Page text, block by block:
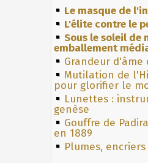
Le masque de
L'élite contre le
Sous le soleil de
emballement
Grandeur d'âme
Mutilation de
pour glorifier le
Lunettes :
genèse
Gouffre de
en 1889
Plumes,